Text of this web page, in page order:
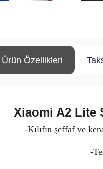
Ürün Özellikleri
Xiaomi A2 Lite
-Kılıfın şeffaf ve
-